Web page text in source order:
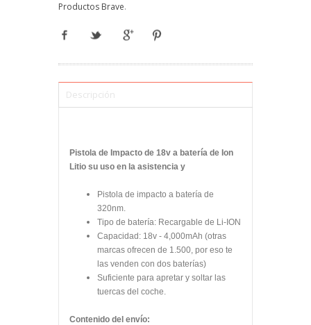
Productos Brave.
Descripción
Pistola de Impacto de 18v a batería de Ion
Litio su uso en la asistencia y
Pistola de impacto a batería de
320nm.
Tipo de batería: Recargable de Li-ION
Capacidad: 18v - 4,000mAh (otras
marcas ofrecen de 1.500, por eso te
las venden con dos baterías)
Suficiente para apretar y soltar las
tuercas del coche.
Contenido del envío: